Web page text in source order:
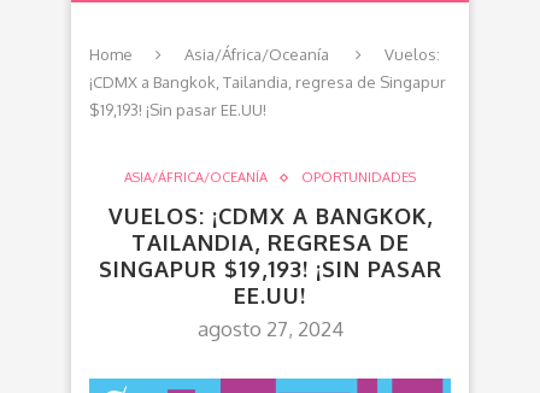
Home Asia/África/Oceanía
Vuelos:
¡CDMX a Bangkok, Tailandia, regresa de Singapur
$19,193! ¡Sin pasar EE.UU!
ASIA/ÁFRICA/OCEANÍA OPORTUNIDADES
VUELOS: ¡CDMX A BANGKOK,
TAILANDIA, REGRESA DE
SINGAPUR $19,193! ¡SIN PASAR
EE.UU!
agosto 27, 2024